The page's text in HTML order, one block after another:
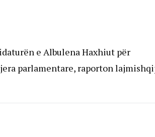
e Albulena Haxhiut për
parlamentare, raporton